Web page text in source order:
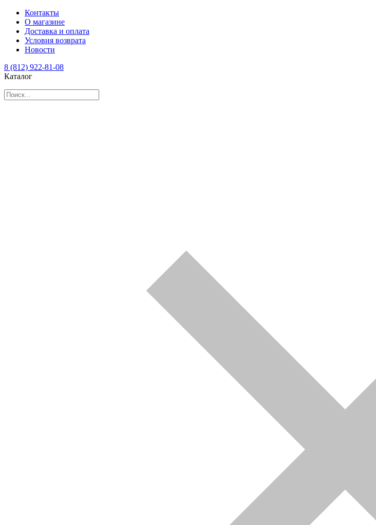
Контакты
О магазине
Доставка и оплата
Условия возврата
Новости
8 (812) 922-81-08
Каталог